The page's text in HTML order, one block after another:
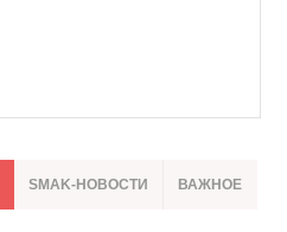
SMAK-НОВОСТИ ВАЖНОЕ